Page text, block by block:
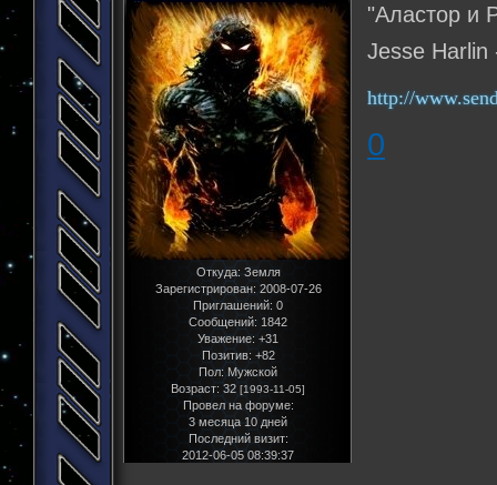
Откуда: Земля
Зарегистрирован: 2008-07-26
Приглашений: 0
Сообщений: 1842
Уважение: +31
Позитив: +82
Пол:Мужской
Возраст: 32 [1993-11-05]
Провел на форуме:
3 месяца 10 дней
Последний визит:
2012-06-05 08:39:37
"Аластор и
Jesse Harlin
http://
0